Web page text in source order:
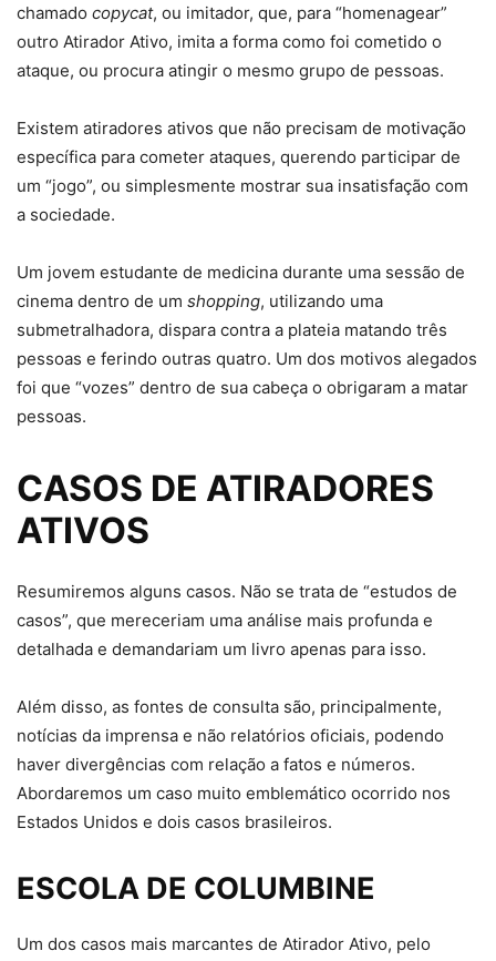
chamado copycat, ou imitador, que, para “homenagear”
outro Atirador Ativo, imita a forma como foi cometido o
ataque, ou procura atingir o mesmo grupo de pessoas.
Existem atiradores ativos que não precisam de motivação
específica para cometer ataques, querendo participar de
um “jogo”, ou simplesmente mostrar sua insatisfação com
a sociedade.
Um jovem estudante de medicina durante uma sessão de
cinema dentro de um shopping, utilizando uma
submetralhadora, dispara contra a plateia matando três
pessoas e ferindo outras quatro. Um dos motivos alegados
foi que “vozes” dentro de sua cabeça o obrigaram a matar
pessoas.
CASOS DE ATIRADORES
ATIVOS
Resumiremos alguns casos. Não se trata de “estudos de
casos”, que mereceriam uma análise mais profunda e
detalhada e demandariam um livro apenas para isso.
Além disso, as fontes de consulta são, principalmente,
notícias da imprensa e não relatórios oficiais, podendo
haver divergências com relação a fatos e números.
Abordaremos um caso muito emblemático ocorrido nos
Estados Unidos e dois casos brasileiros.
ESCOLA DE COLUMBINE
Um dos casos mais marcantes de Atirador Ativo, pelo